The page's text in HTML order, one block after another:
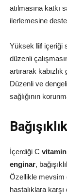
atılmasına katkı
ilerlemesine
Yüksek lif içeriği
düzenli
artırarak
Düzenli ve
sağlığının
İçerdiği C vitamin
enginar,
Özellikle mevsim
hastalıklara karşı